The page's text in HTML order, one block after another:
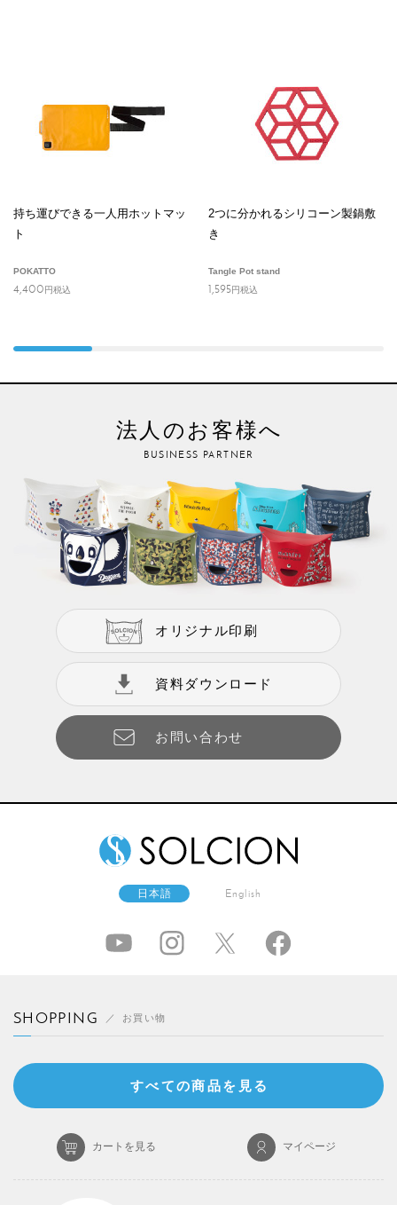
POKATTO
4,400円税込
持ち運びできる一人用ホットマッ
ト
Tangle Pot stand
1,595円税込
2つに分かれるシリコーン製鍋敷
き
法人のお客様へ
BUSINESS PARTNER
オリジナル印刷
資料ダウンロード
お問い合わせ
日本語 English
SHOPPING お買い物
すべての商品を見る
カートを見る マイページ